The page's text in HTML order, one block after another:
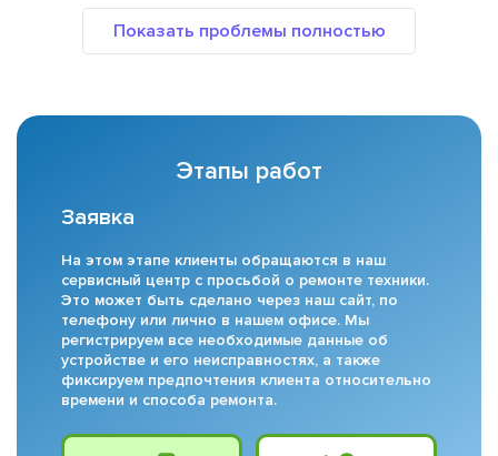
Этапы работ
Заявка
На этом этапе клиенты обращаются в наш
сервисный центр с просьбой о ремонте техники.
Это может быть сделано через наш сайт, по
телефону или лично в нашем офисе. Мы
регистрируем все необходимые данные об
устройстве и его неисправностях, а также
фиксируем предпочтения клиента относительно
времени и способа ремонта.